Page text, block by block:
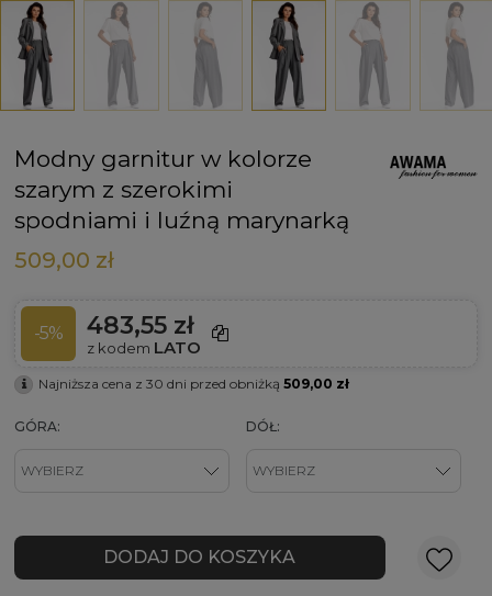
Modny garnitur w kolorze
szarym z szerokimi
spodniami i luźną marynarką
509,00 zł
-5% 483,55 zł
z kodem LATO
Najniższa cena z 30 dni przed obniżką 509,00 zł
GÓRA: DÓŁ:
DODAJ DO KOSZYKA